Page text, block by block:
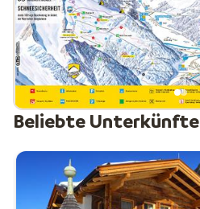
Beliebte Unterkünfte